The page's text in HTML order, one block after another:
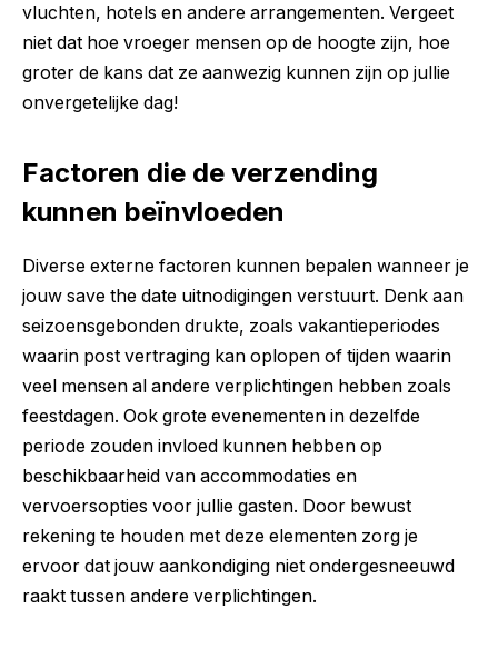
vluchten, hotels en andere arrangementen. Vergeet
niet dat hoe vroeger mensen op de hoogte zijn, hoe
groter de kans dat ze aanwezig kunnen zijn op jullie
onvergetelijke dag!
Factoren die de verzending
kunnen beïnvloeden
Diverse externe factoren kunnen bepalen wanneer je
jouw save the date uitnodigingen verstuurt. Denk aan
seizoensgebonden drukte, zoals vakantieperiodes
waarin post vertraging kan oplopen of tijden waarin
veel mensen al andere verplichtingen hebben zoals
feestdagen. Ook grote evenementen in dezelfde
periode zouden invloed kunnen hebben op
beschikbaarheid van accommodaties en
vervoersopties voor jullie gasten. Door bewust
rekening te houden met deze elementen zorg je
ervoor dat jouw aankondiging niet ondergesneeuwd
raakt tussen andere verplichtingen.